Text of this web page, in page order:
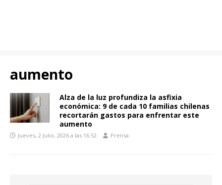
aumento
Alza de la luz profundiza la asfixia
económica: 9 de cada 10 familias chilenas
recortarán gastos para enfrentar este
aumento
Jueves, 2 Julio, 2026 a las 16:52 Prensa